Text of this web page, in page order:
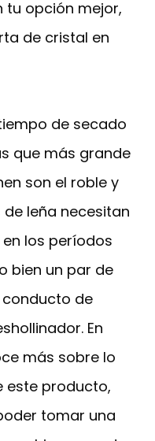
tu opción mejor,
de cristal en
de secado
que más grande
son el roble y
de leña necesitan
los períodos
bien un par de
de
En
más sobre lo
este producto,
tomar una